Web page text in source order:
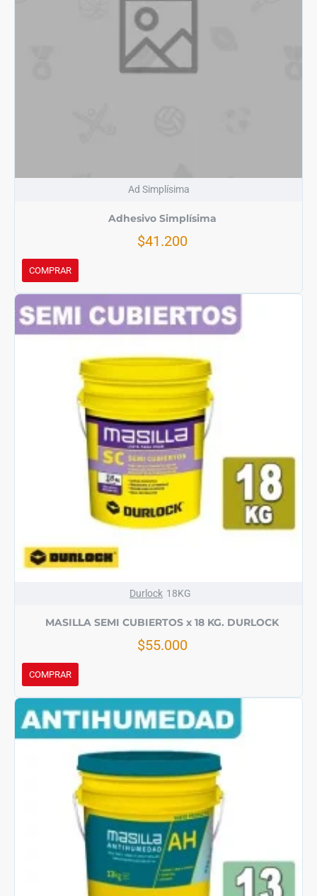
Ad Simplísima
Adhesivo Simplísima
$41.200
COMPRAR
Durlock 18KG
MASILLA SEMI CUBIERTOS x 18 KG. DURLOCK
$55.000
COMPRAR